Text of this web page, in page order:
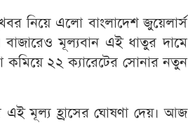
নিয়ে এলো বাংলাদেশ জুয়েলার্স
বাজারেও মূল্যবান এই ধাতুর দামে
কমিয়ে ২২ ক্যারেটের সোনার নতুন
এই মূল্য হ্রাসের ঘোষণা দেয়। আজ